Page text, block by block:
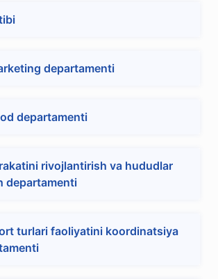
departamenti
departamenti
rivojlantirish va hududlar
departamenti
turlari faoliyatini koordinatsiya